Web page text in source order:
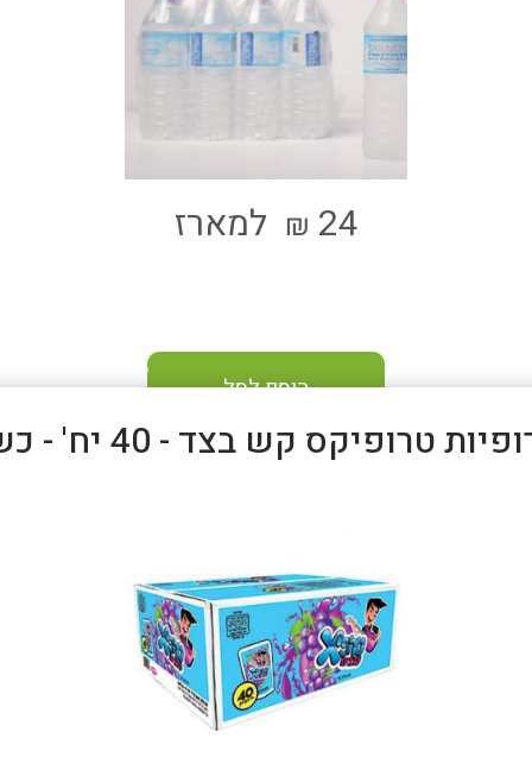
24
₪ למארז
הוסף לסל
טרופיקס קש בצד - 40 יח' - כשר